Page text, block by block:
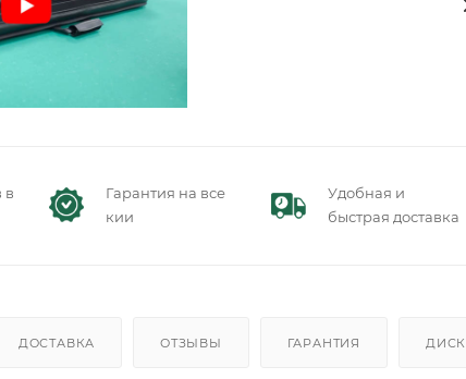
в
Гарантия на все
кии
Удобная и
быстрая доставка
ДОСТАВКА ОТЗЫВЫ ГАРАНТИЯ